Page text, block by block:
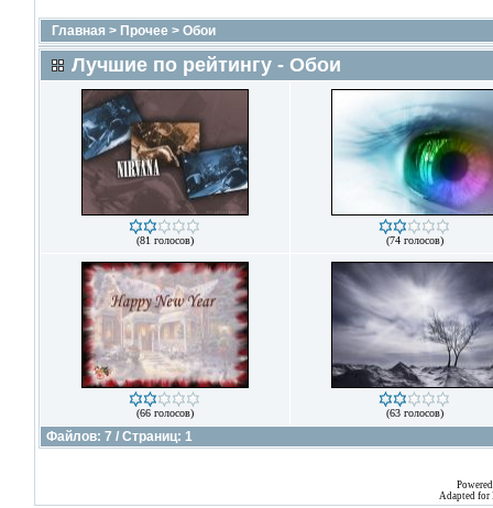
Главная > Прочее> Обои
Лучшие по рейтингу - Обои
(81 голосов) (74 голосов)
(66 голосов) (63 голосов)
Файлов: 7 / Страниц: 1
Adapted for